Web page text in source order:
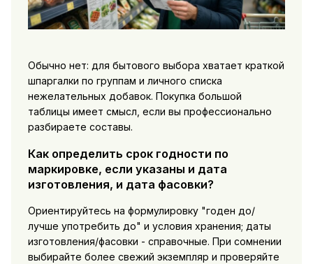
Обычно нет: для бытового выбора хватает краткой
шпаргалки по группам и личного списка
нежелательных добавок. Покупка большой
таблицы имеет смысл, если вы профессионально
разбираете составы.
Как определить срок годности по
маркировке, если указаны и дата
изготовления, и дата фасовки?
Ориентируйтесь на формулировку "годен до/
лучше употребить до" и условия хранения; даты
изготовления/фасовки - справочные. При сомнении
выбирайте более свежий экземпляр и проверяйте